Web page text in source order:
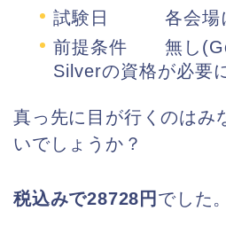
試験日 各会場
前提条件 無し
Silverの資格が必要
真っ先に目が行くのはみ
いでしょうか？
税込みで28728円 でした。